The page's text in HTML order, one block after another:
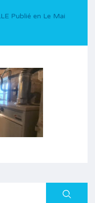
Publié en Le Mai
Rechercher :